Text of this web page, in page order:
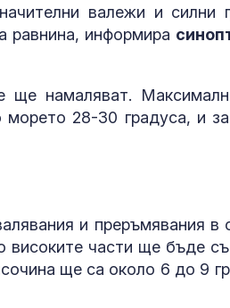
валежи и силни
равнина, информира
намаляват.
28-30 градуса, и
и преръмявания в
високите части ще бъде
ще са около 6 до 9
улиците на Сеута
юли 2026 г.